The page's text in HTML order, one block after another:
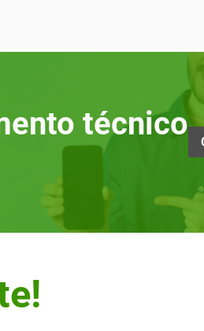
técnico